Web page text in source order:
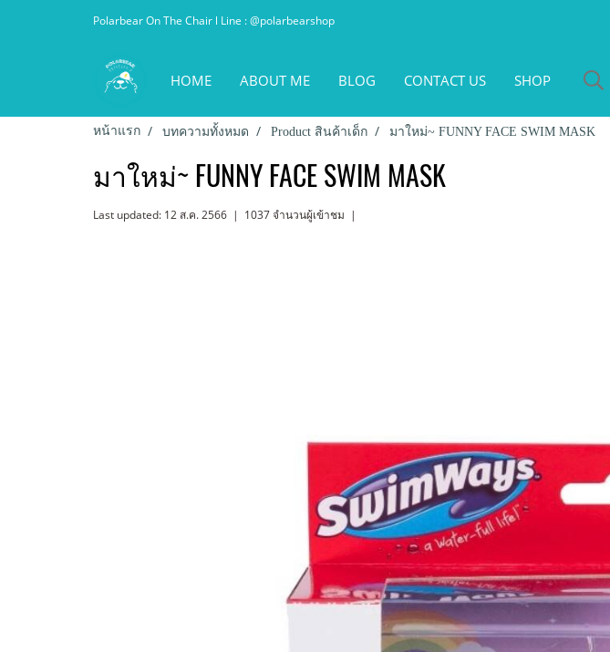
Polarbear On The Chair l Line : @polarbearshop
HOME ABOUT ME BLOG CONTACT US SHOP
หน้าแรก บทความทั้งหมด Product สินค้าเด็ก มาใหม่~ FUNNY FACE SWIM MASK
มาใหม่~ FUNNY FACE SWIM MASK
Last updated: 12 ส.ค. 2566 | 1037 จำนวนผู้เข้าชม |